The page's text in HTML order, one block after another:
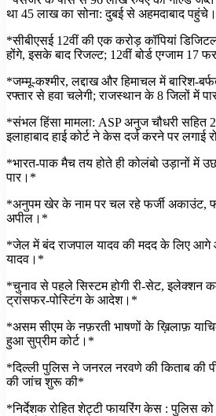
था 45 लाख का सोना: दुबई से अहमदाबाद
*सीबीएसई 12वीं की एक करोड़ कॉपियां
होंगे, इसके बाद रिजल्ट; 12वीं बोर्ड एग्जाम
*जम्मू-कश्मीर, लद्दाख और हिमाचल में बारिश-
रफ्तार से हवा चलेगी; राजस्थान के 8 जिलों में
*संभल हिंसा मामला: ASP अनुज चौधरी सहित
इलाहाबाद हाई कोर्ट ने केस दर्ज करने पर लगाई
*भारत-पाक मैच तय होते ही कोलंबो उड़ानों में
पार।*
*अनुपम खेर के नाम पर चल रहे फर्जी अकाउंट,
अपील‌।*
*जेल में बंद राजपाल यादव की मदद के लिए
यादव।*
*चुनाव से पहले सिस्टम होगी री-सेट, इलेक्शन
ट्रांसफर-पोस्टिंग के आदेश।*
*असम सीएम के नफ़रती भाषणों के ख़िलाफ़
हुआ सुप्रीम कोर्ट।*
*दिल्ली पुलिस ने जनरल नरवणे की किताब की
की जांच शुरू की*
*निर्देशक रोहित शेट्टी फायरिंग केस : पुलिस को